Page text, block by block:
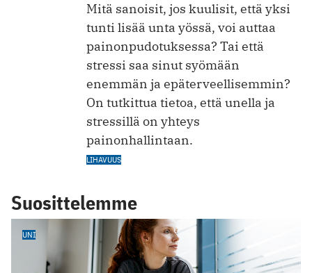
Mitä sanoisit, jos kuulisit, että yksi
tunti lisää unta yössä, voi auttaa
painonpudotuksessa? Tai että
stressi saa sinut syömään
enemmän ja epäterveellisemmin?
On tutkittua tietoa, että unella ja
stressillä on yhteys
painonhallintaan.
LIHAVUUS
Suosittelemme
UNI